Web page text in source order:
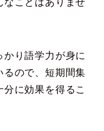
り語学力が身に
ので、短期間集
に効果を得るこ